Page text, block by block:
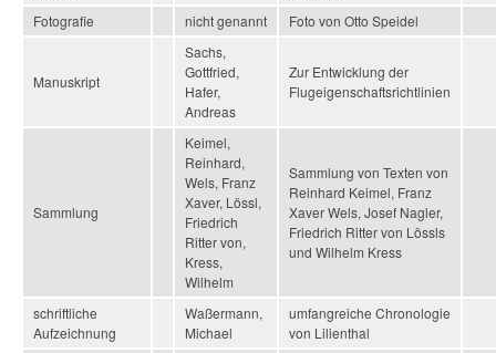
Fotografie
nicht genannt Foto von Otto Speidel
Manuskript
Sachs,
Gottfried,
Hafer,
Andreas
Zur Entwicklung der
Flugeigenschaftsrichtlinien
Sammlung
Keimel,
Reinhard,
Wels, Franz
Xaver, Lössl,
Friedrich
Ritter von,
Kress,
Wilhelm
Sammlung von Texten von
Reinhard Keimel, Franz
Xaver Wels, Josef Nagler,
Friedrich Ritter von Lössls
und Wilhelm Kress
schriftliche
Aufzeichnung
Waßermann,
Michael
umfangreiche Chronologie
von Lilienthal